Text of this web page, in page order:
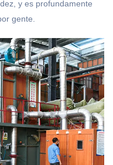
y es profundamente
gente.